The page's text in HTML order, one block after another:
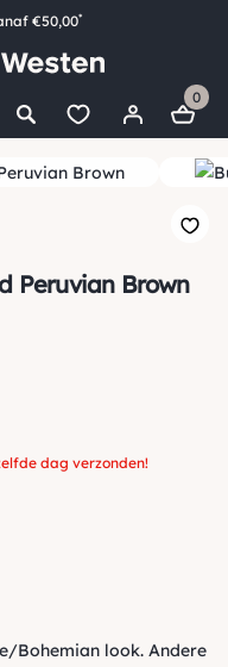
€50,00*
met Klarna
op voorraad
0
Peruvian Brown
dag verzonden!
Bohemian look. Andere